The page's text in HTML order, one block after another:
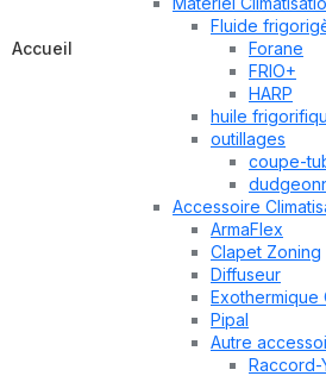
Accueil
Fluide
Forane
FRIO+
HARP
huile
outillages
coupe-
Accessoire
ArmaFlex
Clapet Zoning
Diffuseur
Exothermique
Pipal
Autre
Raccord-